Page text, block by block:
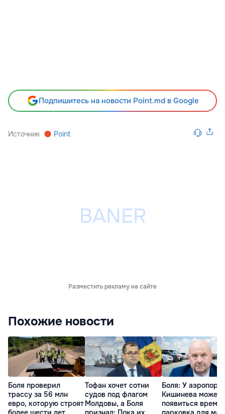
Подпишитесь на новости Point.md в Google
Источник Point
Разместить рекламу на сайте
Похожие новости
Боля проверил
трассу за 56 млн
евро, которую строят
Тофан хочет сотни
судов под флагом
Молдовы, а Боля
Боля: У аэропорта
Кишинева может
появиться